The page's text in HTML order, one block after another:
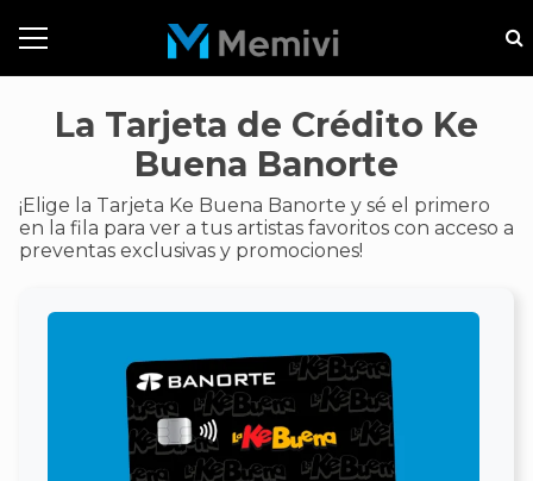
La Tarjeta de Crédito Ke
Buena Banorte
¡Elige la Tarjeta Ke Buena Banorte y sé el primero
en la fila para ver a tus artistas favoritos con acceso a
preventas exclusivas y promociones!